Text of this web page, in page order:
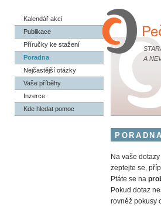
A
Kalendář akcí
Publikace
Příručky ke stažení
Poradna
Nejčastější otázky
Vaše příběhy
Inzerce
Kde hledat pomoc
PORADNA
Na vaše
zeptejte se,
Ptáte se na
Pokud dotaz
rovněž pokusy